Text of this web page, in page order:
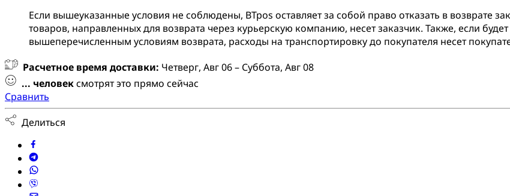
Если вышеуказанные условия не соблюдены, BTpos оставляет за собой право отказать в возврате
товаров, направленных для возврата через курьерскую компанию, несет заказчик. Также, если
вышеперечисленным условиям возврата, расходы на транспортировку до покупателя несет
Расчетное время доставки: Четверг, Авг 06 – Суббота, Авг 08
... человексмотрят это прямо сейчас
Сравнить
Делиться